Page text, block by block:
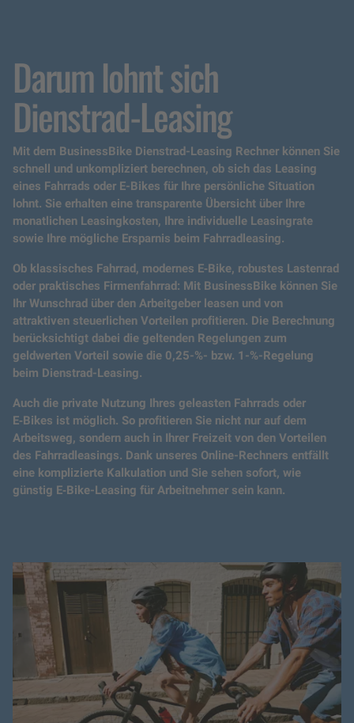
Darum lohnt sich
Dienstrad-Leasing
Mit dem BusinessBike Dienstrad-Leasing Rechner können Sie
schnell und unkompliziert berechnen, ob sich das Leasing
eines Fahrrads oder E-Bikes für Ihre persönliche Situation
lohnt. Sie erhalten eine transparente Übersicht über Ihre
monatlichen Leasingkosten, Ihre individuelle Leasingrate
sowie Ihre mögliche Ersparnis beim Fahrradleasing.
Ob klassisches Fahrrad, modernes E‑Bike, robustes Lastenrad
oder praktisches Firmenfahrrad: Mit BusinessBike können Sie
Ihr Wunschrad über den Arbeitgeber leasen und von
attraktiven steuerlichen Vorteilen profitieren. Die Berechnung
berücksichtigt dabei die geltenden Regelungen zum
geldwerten Vorteil sowie die 0,25-%- bzw. 1-%-Regelung
beim Dienstrad-Leasing.
Auch die private Nutzung Ihres geleasten Fahrrads oder
E‑Bikes ist möglich. So profitieren Sie nicht nur auf dem
Arbeitsweg, sondern auch in Ihrer Freizeit von den Vorteilen
des Fahrradleasings. Dank unseres Online-Rechners entfällt
eine komplizierte Kalkulation und Sie sehen sofort, wie
günstig E‑Bike-Leasing für Arbeitnehmer sein kann.